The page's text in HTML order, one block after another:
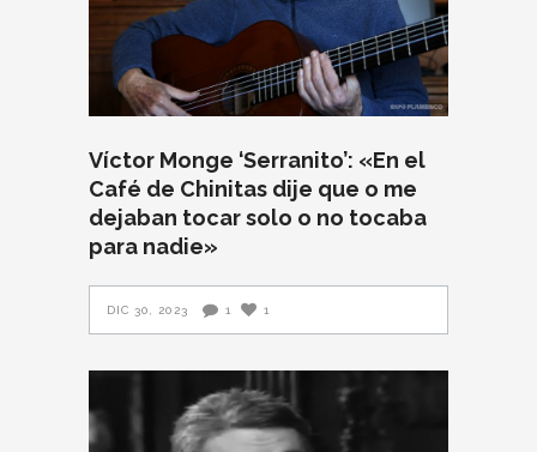
Víctor Monge ‘Serranito’: «En el
Café de Chinitas dije que o me
dejaban tocar solo o no tocaba
para nadie»
DIC 30, 2023 1 1